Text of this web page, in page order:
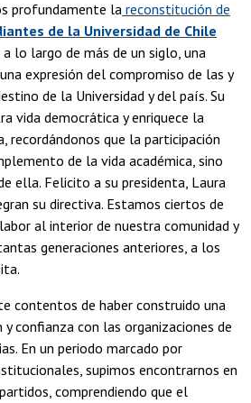
profundamente la reconstitución de
de la Universidad de Chile
a lo largo de más de un siglo, una
expresión del compromiso de las y
de la Universidad y del país. Su
vida democrática y enriquece la
recordándonos que la participación
de la vida académica, sino
ella. Felicito a su presidenta, Laura
su directiva. Estamos ciertos de
al interior de nuestra comunidad y
generaciones anteriores, a los
contentos de haber construido una
confianza con las organizaciones de
En un periodo marcado por
supimos encontrarnos en
comprendiendo que el